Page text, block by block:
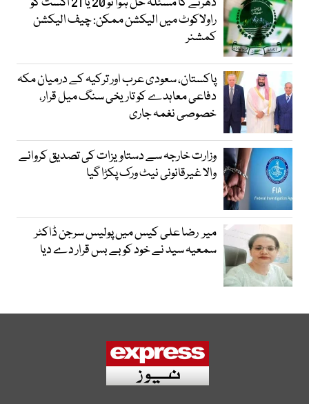
راولاکوٹ میں الیکشن ممکن: چیف الیکشن
کمشنر
پاکستان، سعودی عرب اور ترکیہ کے درمیان مکہ
دفاعی معاہدے کو تاریخی سنگ میل قرار،
خصوصی نغمہ جاری
وزارت خارجہ سے دستاویزات کی تصدیق کروانے
والا غیرقانونی نیٹ ورک پکڑا گیا
میر رضا علی کیس میں پولیس سرجن ڈاکٹر
سمعیہ سید نے خود کو بے بس قرار دے دیا